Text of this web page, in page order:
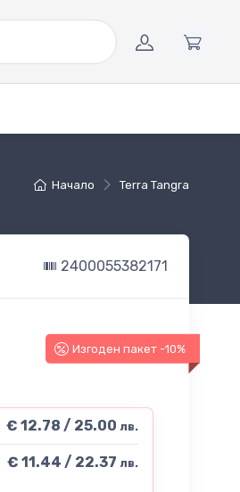
Начало Terra Tangra
2400055382171
Изгоден пакет -10%
€ 12.78 / 25.00 лв.
€ 11.44 / 22.37 лв.